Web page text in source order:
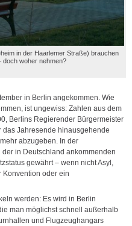
in der Haarlemer Straße) brauchen
doch woher nehmen?
in Berlin angekommen. Wie
ist ungewiss: Zahlen aus dem
Berlins Regierender Bürgermeister
das Jahresende hinausgehende
abzugeben. In der
in Deutschland ankommenden
gewährt – wenn nicht Asyl,
Konvention oder ein
werden: Es wird in Berlin
man möglichst schnell außerhalb
und Flugzeughangars